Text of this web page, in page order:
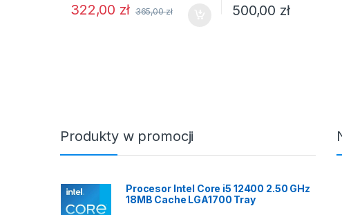
322,00 zł 365,00zł 500,00 zł
Produkty w promocji
Procesor Intel Core i5 12400 2.50 GHz
18MB Cache LGA1700 Tray